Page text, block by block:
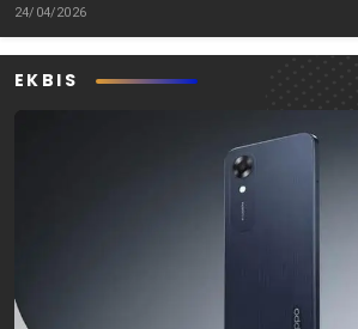
24/04/2026
EKBIS